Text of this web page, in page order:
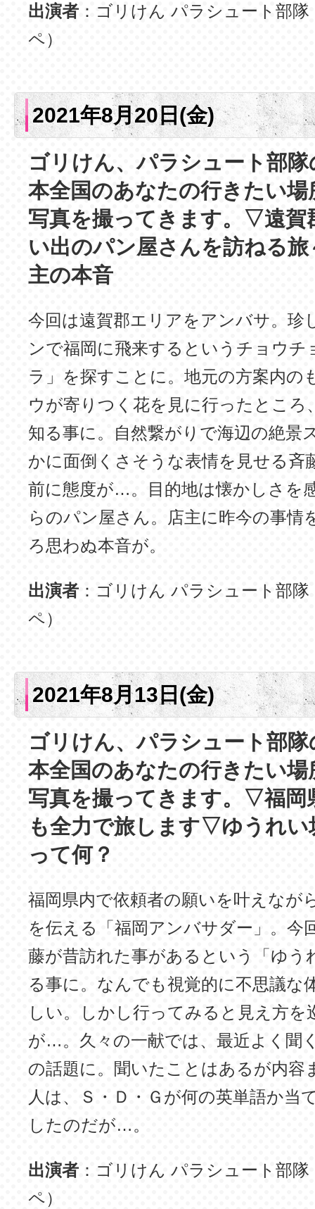
出演者 ：ゴリけん パラシュート部
ペ）
2021年8月20日(金)
ゴリけん、パラシュート部
本全国のあなたの行きたい場
写真を撮ってきます。▽遠賀
い出のパン屋さんを訪ねる
主の本音
今回は遠賀郡エリアをアンバサ。珍
ンで福岡に飛来するというチョウチ
ラ」を探すことに。地元の方案内の
ウが寄りつく花を見に行ったところ
知る事に。自然繋がりで海辺の絶景
かに面倒くさそうな表情を見せる斉
前に態度が…。目的地は懐かしさを
らのパン屋さん。店主に昨今の事情
ろ思わぬ本音が。
出演者 ：ゴリけん パラシュート部
ペ）
2021年8月13日(金)
ゴリけん、パラシュート部
本全国のあなたの行きたい場
写真を撮ってきます。▽福岡
も全力で旅します▽ゆうれ
って何？
福岡県内で依頼者の願いを叶えなが
を伝える「福岡アンバサダー」。今
藤が昔訪れた事があるという「ゆう
る事に。なんでも視覚的に不思議な
しい。しかし行ってみると見え方を
が…。久々の一献では、最近よく聞
の話題に。聞いたことはあるが内容
人は、Ｓ・Ｄ・Ｇが何の英単語か当
したのだが…。
出演者 ：ゴリけん パラシュート部
ペ）